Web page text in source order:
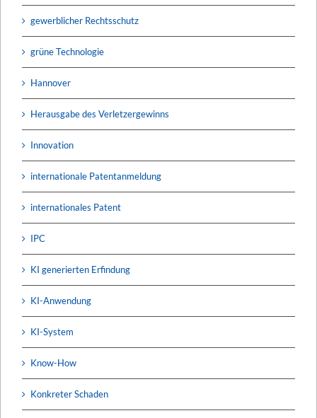
gewerblicher Rechtsschutz
grüne Technologie
Hannover
Herausgabe des Verletzergewinns
Innovation
internationale Patentanmeldung
internationales Patent
IPC
KI generierten Erfindung
KI-Anwendung
KI-System
Know-How
Konkreter Schaden